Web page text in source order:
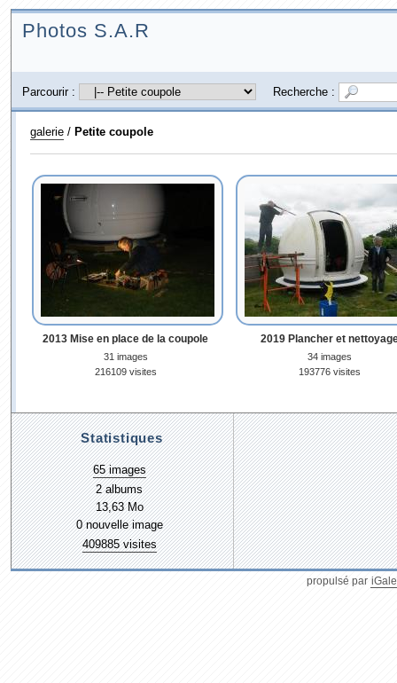
Photos S.A.R
Parcourir : Recherche :
galerie/ Petite coupole
2013 Mise en place de la coupole
31 images
216109 visites
2019 Plancher et
34 images
193776 visites
Statistiques
65 images
2 albums
13,63 Mo
0 nouvelle image
409885 visites
propulsé par